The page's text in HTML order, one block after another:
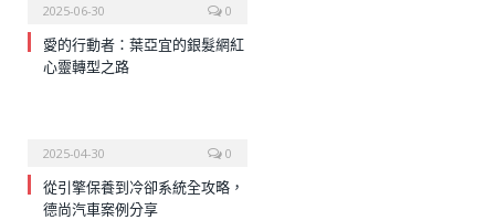
2025-06-30 0
愛的行動者：葉亞宜的銀髮網紅
心靈轉型之路
2025-04-30 0
從引擎保養到冷卻系統全攻略，
德尚汽車案例分享